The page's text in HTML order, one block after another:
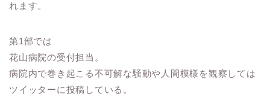
れます。
第1部では
花山病院の受付担当。
病院内で巻き起こる不可解な騒動や人間模様を観察しては
ツイッターに投稿している。